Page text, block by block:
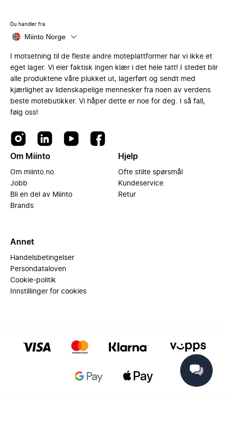
Du handler fra
Miinto Norge
I motsetning til de fleste andre moteplattformer har vi ikke et
eget lager. Vi eier faktisk ingen klær i det hele tatt! I stedet blir
alle produktene våre plukket ut, lagerført og sendt med
kjærlighet av lidenskapelige mennesker fra noen av verdens
beste motebutikker. Vi håper dette er noe for deg. I så fall,
følg oss!
Om Miinto
Om miinto.no
Jobb
Bli en del av Miinto
Brands
Hjelp
Ofte stilte spørsmål
Kundeservice
Retur
Annet
Handelsbetingelser
Persondataloven
Cookie-politik
Innstillinger for cookies